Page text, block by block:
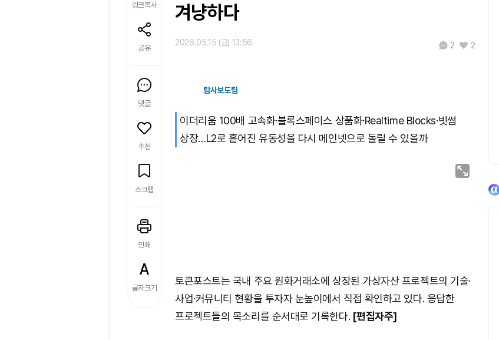
링크복사
공유
댓글
추천
스크랩
인쇄
글자크기
겨냥하다
2026.05.15 (금) 13:56 2 2
탐사보도팀
이더리움 100배 고속화·블록스페이스 상품화·Realtime Blocks·빗썸
상장…L2로 흩어진 유동성을 다시 메인넷으로 돌릴 수 있을까
토큰포스트는 국내 주요 원화거래소에 상장된 가상자산 프로젝트의 기술·
사업·커뮤니티 현황을 투자자 눈높이에서 직접 확인하고 있다. 응답한
프로젝트들의 목소리를 순서대로 기록한다. [편집자주]